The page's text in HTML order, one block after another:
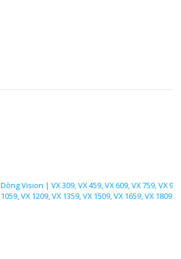
Dòng Vision | VX 309, VX 459, VX 609, VX 759, VX
1059, VX 1209, VX 1359, VX 1509, VX 1659, VX 1809